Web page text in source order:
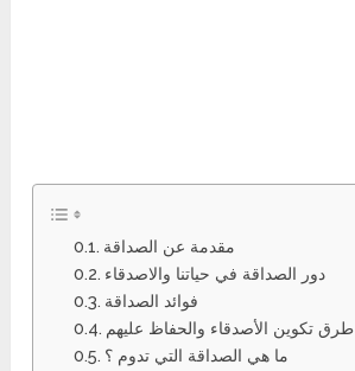
مقدمة عن الصداقة
دور الصداقة في حياتنا والاصدقاء
فوائد الصداقة
طرق تكوين الأصدقاء والحفاظ عليهم
ما هي الصداقة التي تدوم ؟